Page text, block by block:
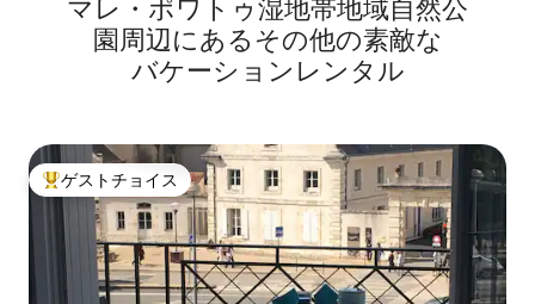
マレ・ポワトゥ湿地帯地域自然公
園⁠周⁠辺⁠に⁠あ⁠るそ⁠の⁠他⁠の素⁠敵⁠な
バ⁠ケ⁠ー⁠シ⁠ョ⁠ン⁠レ⁠ン⁠タ⁠ル
大好評のゲストチョイスです。
ゲストチョイス